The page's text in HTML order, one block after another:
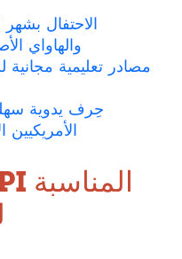
الاحتفال
والهاواي
مصادر تعليمية مجانية
الأمريكيين